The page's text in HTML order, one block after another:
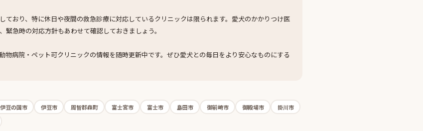
ており、特に休日や夜間の救急診療に対応しているクリニックは限られます。愛犬のかかりつけ医
急時の対応方針もあわせて確認しておきましょう。
物病院・ペット可クリニックの情報を随時更新中です。ぜひ愛犬との毎日をより安心なものにする
伊豆の国市 伊豆市 周智郡森町 富士宮市 富士市 島田市 御前崎市 御殿場市
掛川市